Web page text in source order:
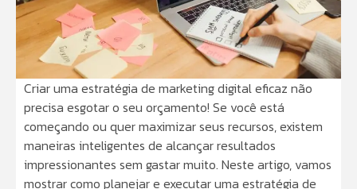
Criar uma estratégia de marketing digital eficaz não
precisa esgotar o seu orçamento! Se você está
começando ou quer maximizar seus recursos, existem
maneiras inteligentes de alcançar resultados
impressionantes sem gastar muito. Neste artigo, vamos
mostrar como planejar e executar uma estratégia de